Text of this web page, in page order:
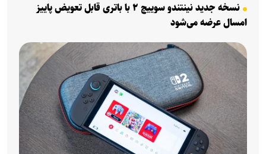
نسخه جدید نینتندو سوییچ ۲ با باتری قابل تعویض‌ پاییز
امسال عرضه می‌شود